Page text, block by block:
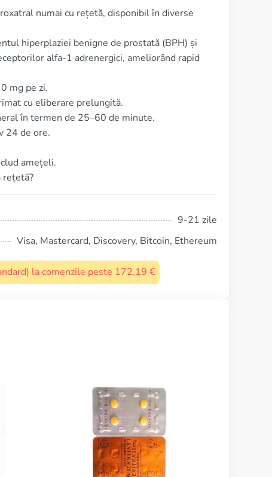
numai cu rețetă, disponibil în diverse
hiperplaziei benigne de prostată (BPH) și
alfa-1 adrenergici, ameliorând rapid
mg pe zi.
cu eliberare prelungită.
în termen de 25–60 de minute.
24 de ore.
amețeli.
rețetă?
9-21 zile
Visa, Mastercard, Discovery, Bitcoin, Ethereum
la comenzile peste 172,19 €
Viagra